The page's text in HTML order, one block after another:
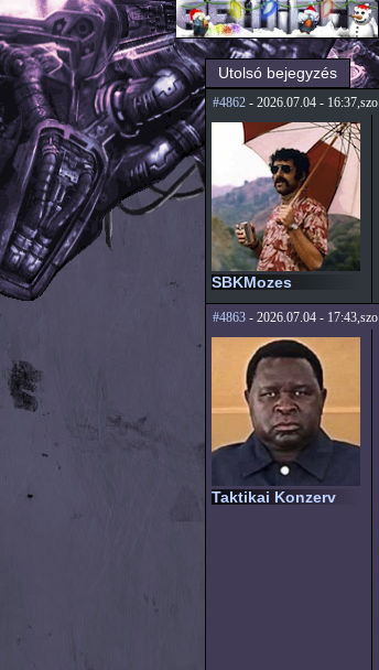
Főmenü
Jelenlegi hely
Utolsó bejegyzés
#4862- 2026.07.04 - 16:37,szo
SBKMozes
#4863- 2026.07.04 - 17:43,szo
Taktikai Konzerv